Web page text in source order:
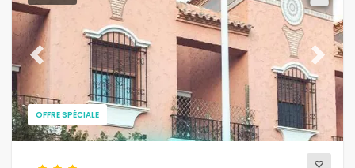
Prestations de service
Vues
OFFRE SPÉCIALE
Previous Next